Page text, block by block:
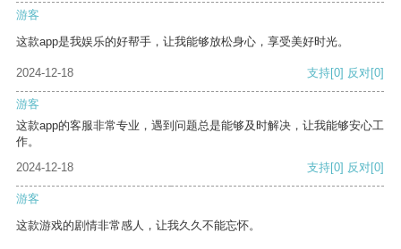
游客
这款app是我娱乐的好帮手，让我能够放松身心，享受美好时光。
2024-12-18 支持[0] 反对[0]
游客
这款app的客服非常专业，遇到问题总是能够及时解决，让我能够安心工
作。
2024-12-18
支持[0] 反对[0]
游客
这款游戏的剧情非常感人，让我久久不能忘怀。